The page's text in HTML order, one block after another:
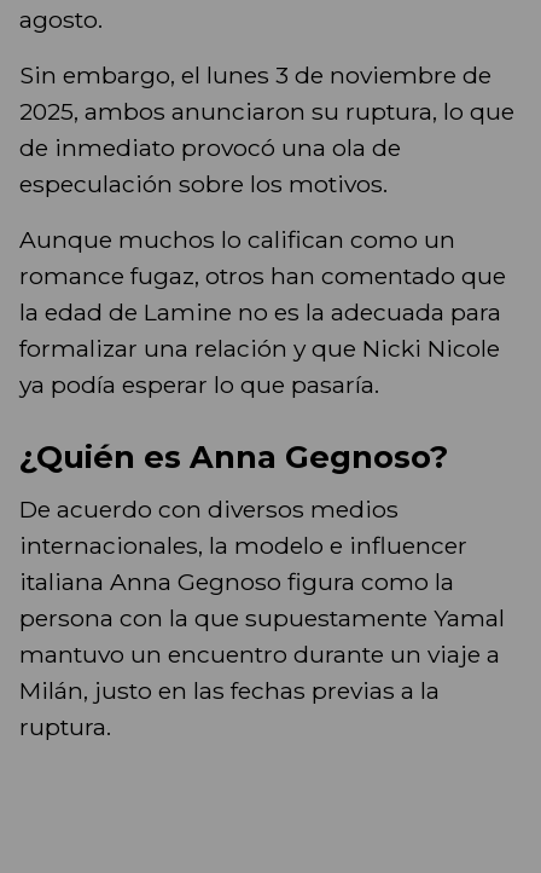
agosto.
Sin embargo, el lunes 3 de noviembre de
2025, ambos anunciaron su ruptura, lo que
de inmediato provocó una ola de
especulación sobre los motivos.
Aunque muchos lo califican como un
romance fugaz, otros han comentado que
la edad de Lamine no es la adecuada para
formalizar una relación y que Nicki Nicole
ya podía esperar lo que pasaría.
¿Quién es Anna Gegnoso?
De acuerdo con diversos medios
internacionales, la modelo e influencer
italiana Anna Gegnoso figura como la
persona con la que supuestamente Yamal
mantuvo un encuentro durante un viaje a
Milán, justo en las fechas previas a la
ruptura.